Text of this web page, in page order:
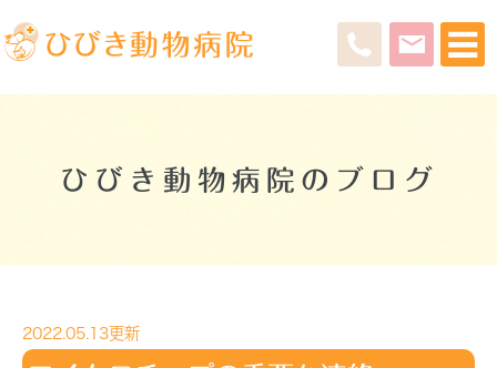
ひびき動物病院のブログ
2022.05.13更新